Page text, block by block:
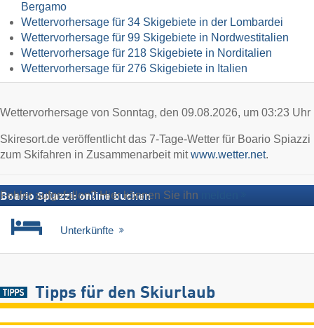
Bergamo
Wettervorhersage für 34 Skigebiete in der Lombardei
Wettervorhersage für 99 Skigebiete in Nordwestitalien
Wettervorhersage für 218 Skigebiete in Norditalien
Wettervorhersage für 276 Skigebiete in Italien
Wettervorhersage von Sonntag, den 09.08.2026, um 03:23 Uhr
Skiresort.de veröffentlicht das 7-Tage-Wetter für Boario Spiazzi
zum Skifahren in Zusammenarbeit mitwww.wetter.net.
Fehler aufgefallen? Hier können Sie ihn
Boario Spiazzi: online buchen
Unterkünfte
Tipps für den Skiurlaub